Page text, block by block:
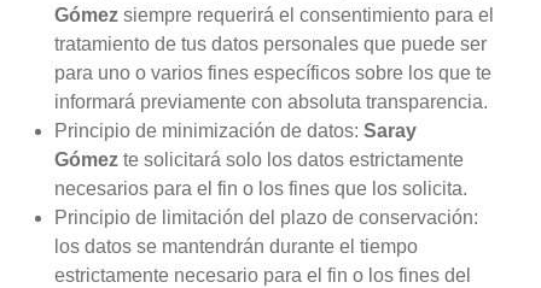
Gómez siempre requerirá el consentimiento para el
tratamiento de tus datos personales que puede ser
para uno o varios fines específicos sobre los que te
informará previamente con absoluta transparencia.
Principio de minimización de datos: Saray
Gómez te solicitará solo los datos estrictamente
necesarios para el fin o los fines que los solicita.
Principio de limitación del plazo de conservación:
los datos se mantendrán durante el tiempo
estrictamente necesario para el fin o los fines del